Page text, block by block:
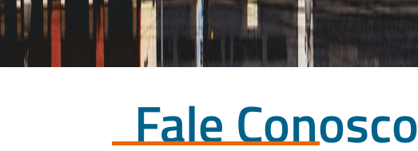
Fale Conosco